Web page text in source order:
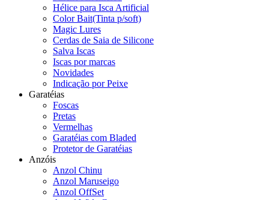
Hélice para Isca Artificial
Color Bait(Tinta p/soft)
Magic Lures
Cerdas de Saia de Silicone
Salva Iscas
Iscas por marcas
Novidades
Indicação por Peixe
Garatéias
Foscas
Pretas
Vermelhas
Garatéias com Bladed
Protetor de Garatéias
Anzóis
Anzol Chinu
Anzol Maruseigo
Anzol OffSet